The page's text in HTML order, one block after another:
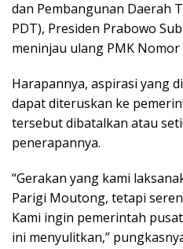
dan Pembangunan Daerah
PDT), Presiden Prabowo
meninjau ulang PMK Nomor
Harapannya, aspirasi yang
dapat diteruskan ke
tersebut dibatalkan atau
penerapannya.
“Gerakan yang kami
Parigi Moutong, tetapi
Kami ingin pemerintah
ini menyulitkan,”